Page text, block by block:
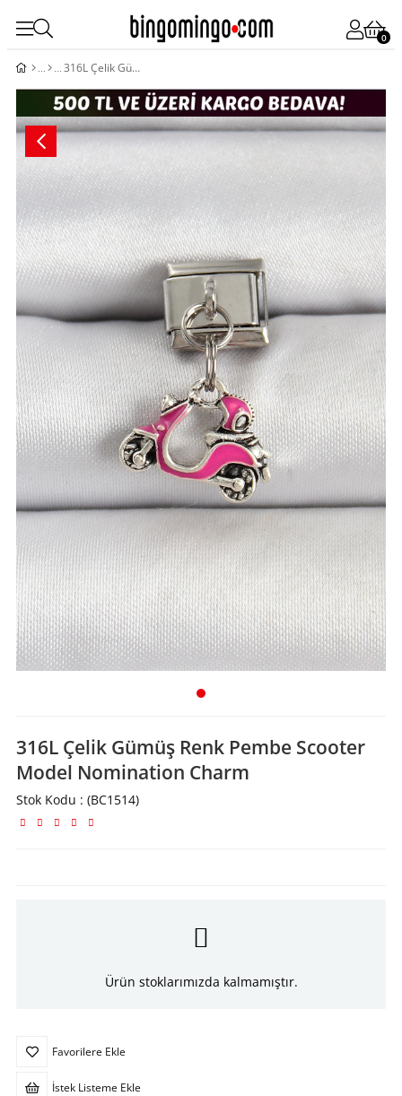
0
316L Çelik Gümüş Renk Pembe Scooter Model Nomination Charm
316L Çelik Gümüş Renk Pembe Scooter
Model Nomination Charm
Stok Kodu (BC1514)
Ürün stoklarımızda kalmamıştır.
Favorilere Ekle
İstek Listeme Ekle